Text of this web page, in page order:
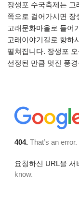
장생포 수국축제는 고
쪽으로 걸어가시면
고래문화마을로 들어
고래이야기길로 향하
펼쳐집니다. 장생포
선정된 만큼 멋진 풍